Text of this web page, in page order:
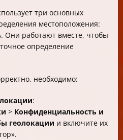
три основных
местоположения:
Они работают вместе, чтобы
определение
необходимо:
:
> Конфиденциальность и
геолокации и включите их